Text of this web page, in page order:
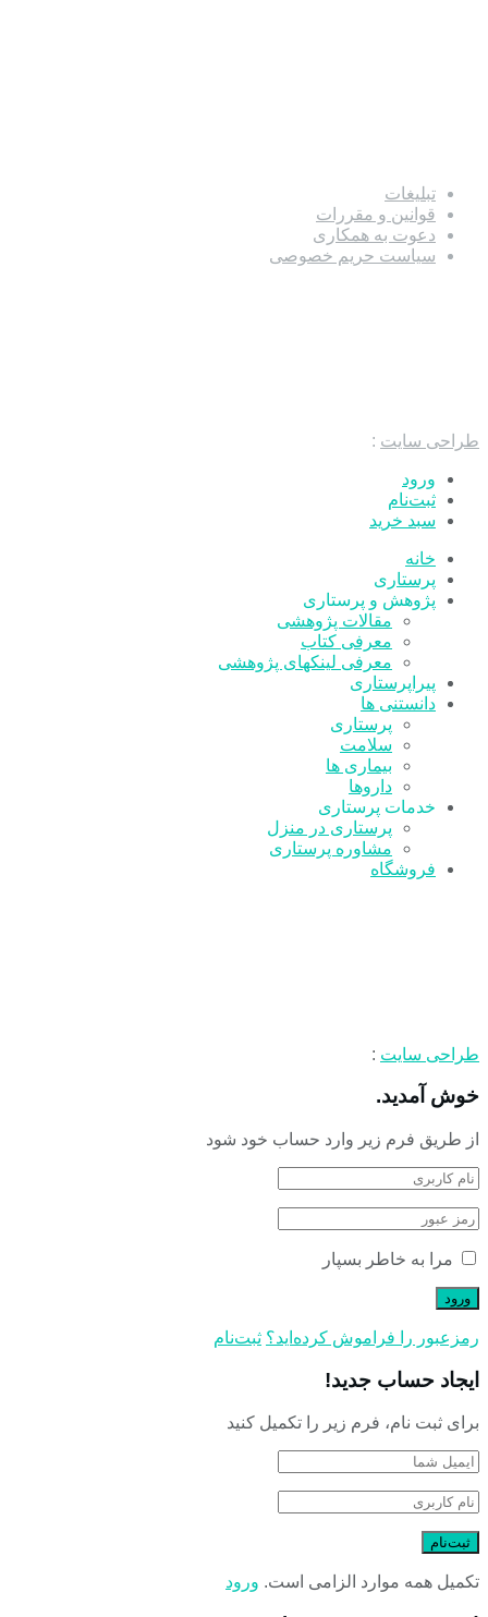
تبلیغات
قوانین و مقررات
دعوت به همکاری
سیاست حریم خصوصی
طراحی سایت :
ورود
ثبت‌نام
سبد خرید
خانه
پرستاری
پژوهش و پرستاری
مقالات پژوهشی
معرفی کتاب
معرفی لینکهای پژوهشی
پیراپرستاری
دانستنی ها
پرستاری
سلامت
بیماری ها
داروها
خدمات پرستاری
پرستاری در منزل
مشاوره پرستاری
فروشگاه
طراحی سایت :
خوش آمدید.
از طریق فرم زیر وارد حساب خود شود
مرا به خاطر بسپار
رمز‌عبور را فراموش کرده‌اید؟ ثبت‌نام
ایجاد حساب جدید!
برای ثبت نام، فرم زیر را تکمیل کنید
تکمیل همه موارد الزامی است. ورود